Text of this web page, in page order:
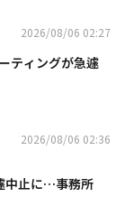
2026/08/06 02:27
ティングが急遽
2026/08/06 02:36
中止に…事務所